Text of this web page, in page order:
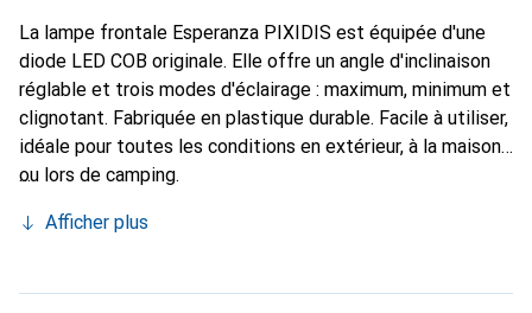
La lampe frontale Esperanza PIXIDIS est équipée d'une
diode LED COB originale. Elle offre un angle d'inclinaison
réglable et trois modes d'éclairage : maximum, minimum et
clignotant. Fabriquée en plastique durable. Facile à utiliser,
idéale pour toutes les conditions en extérieur, à la maison
ou lors de camping.
Afficher plus